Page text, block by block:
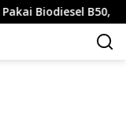
B50, tapi Ada